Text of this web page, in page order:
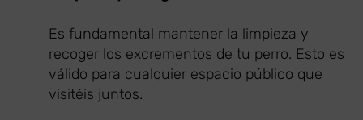
Es fundamental mantener la limpieza y
recoger los excrementos de tu perro. Esto es
válido para cualquier espacio público que
visitéis juntos.